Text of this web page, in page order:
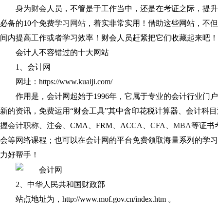
身为财会 人员，不管是于工作当中，还是在考证之际，提
必备的10个免费学习网站 ，着实非常实用！借助这些网站，不
间内提高工作或者学习效率！财会人员赶紧把它们收藏起来吧！
会计人不容错过的十大网站
1、会计网
网址：https://www.kuaiji.com/
作用是，会计网起始于1996年，它属于专业的会计行业门
新的资讯，免费运用“财会工具”其中含印花税计算器、会计科
握会计职称 、注会、CMA、FRM、ACCA、CFA、 MBA等证书
会等网络课程；也可以在会计网的平台免费领取海量系列的学
力好帮手！
2、中华人民共和国财政部
站点地址为，http://www.mof.gov.cn/index.htm 。